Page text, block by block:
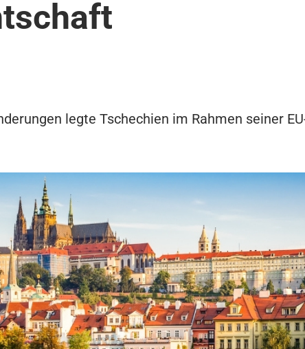
legte Tschechien im Rahmen seiner